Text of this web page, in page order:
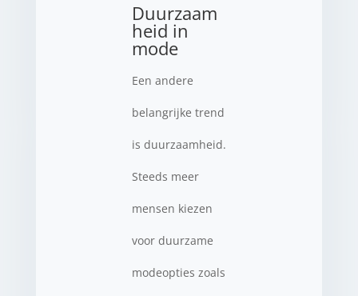
Duurzaam
heid in
mode
Een andere
belangrijke trend
is duurzaamheid.
Steeds meer
mensen kiezen
voor duurzame
modeopties zoals